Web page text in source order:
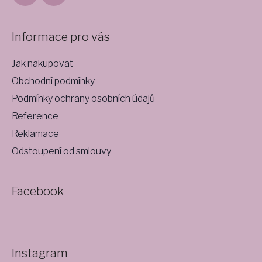
Informace pro vás
Jak nakupovat
Obchodní podmínky
Podmínky ochrany osobních údajů
Reference
Reklamace
Odstoupení od smlouvy
Facebook
Instagram